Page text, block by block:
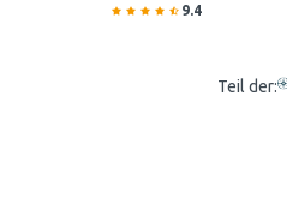
9.4
Teil der: